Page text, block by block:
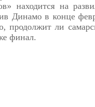
находится на
Динамо в конце
продолжит ли
финал.